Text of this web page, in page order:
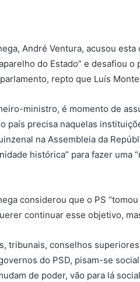
André Ventura, acusou
do Estado” e desafiou
repto que Luís
ministro, é momento de
país precisa naquelas
na Assembleia da
histórica” para fazer uma
considerou que o PS
continuar esse objetivo,
tribunais, conselhos
do PSD, pisam-se
de poder, vão para lá